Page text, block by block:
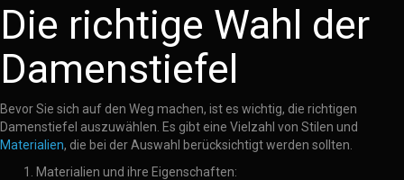
Die richtige Wahl der
Damenstiefel
Bevor Sie sich auf den Weg machen, ist es wichtig, die richtigen
Damenstiefel auszuwählen. Es gibt eine Vielzahl von Stilen und
Materialien, die bei der Auswahl berücksichtigt werden sollten.
Materialien und ihre Eigenschaften: